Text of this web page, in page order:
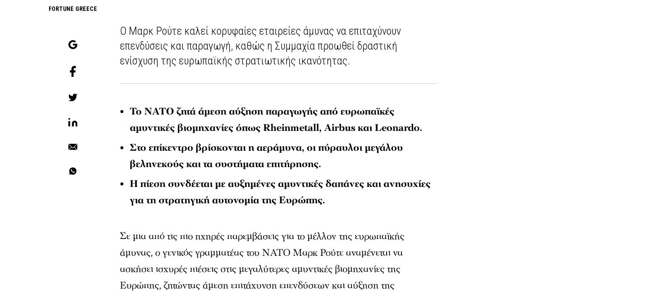
FORTUNE GREECE
Ο Μαρκ Ρούτε καλεί κορυφαίες εταιρείες άμυνας να επιταχύνουν
επενδύσεις και παραγωγή, καθώς η Συμμαχία προωθεί δραστική
ενίσχυση της ευρωπαϊκής στρατιωτικής ικανότητας.
Το ΝΑΤΟ ζητά άμεση αύξηση παραγωγής από ευρωπαϊκές
αμυντικές βιομηχανίες όπως Rheinmetall, Airbus και Leonardo.
Στο επίκεντρο βρίσκονται η αεράμυνα, οι πύραυλοι μεγάλου
βεληνεκούς και τα συστήματα επιτήρησης.
Η πίεση συνδέεται με αυξημένες αμυντικές δαπάνες και ανησυχίες
για τη στρατηγική αυτονομία της Ευρώπης.
Σε μια από τις πιο ηχηρές παρεμβάσεις για το μέλλον της ευρωπαϊκής
άμυνας, ο γενικός γραμματέας του ΝΑΤΟ Μαρκ Ρούτε αναμένεται να
ασκήσει ισχυρές πιέσεις στις μεγαλύτερες αμυντικές βιομηχανίες της
Ευρώπης, ζητώντας άμεση επιτάχυνση επενδύσεων και αύξηση της